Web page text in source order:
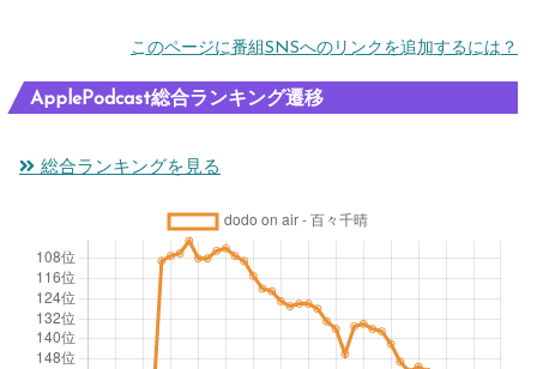
このページに番組SNSへのリンクを追加するには？
ApplePodcast総合ランキング遷移
総合ランキングを見る